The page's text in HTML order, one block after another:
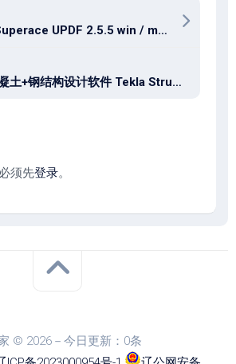
PDF编辑器 Superace UPDF 2.5.5 win / mac
3D钢筋混凝土+钢结构设计软件 Tekla Structures 2026 SP3 多国语言版
须先登录。
© 2026－今日更新：0条